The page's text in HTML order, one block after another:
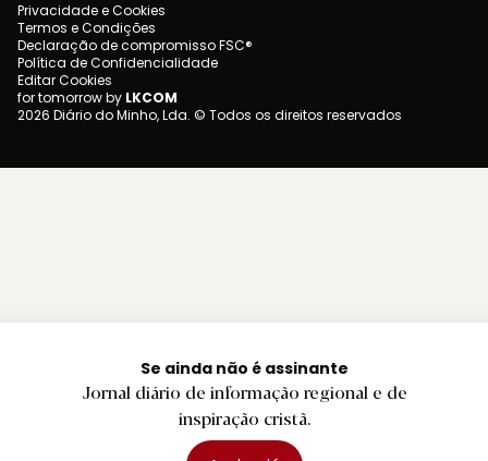
Se ainda não é assinante
Jornal diário de informação regional e de
inspiração cristã.
Privacidade e Cookies
Termos e Condições
Declaração de compromisso FSC®
Política de Confidencialidade
Editar Cookies
for tomorrow by LKCOM
2026 Diário do Minho, Lda. © Todos os direitos reservados